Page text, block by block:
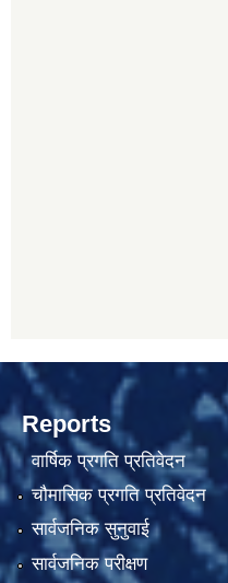
Reports
वार्षिक प्रगति प्रतिवेदन
चौमासिक प्रगति प्रतिवेदन
सार्वजनिक सुनुवाई
सार्वजनिक परीक्षण